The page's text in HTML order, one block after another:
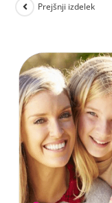
Prejšnji izdelek